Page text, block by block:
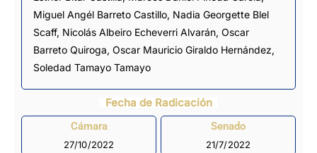
Miguel Angél Barreto Castillo, Nadia Georgette Blel
Scaff, Nicolás Albeiro Echeverri Alvarán, Oscar
Barreto Quiroga, Oscar Mauricio Giraldo Hernández,
Soledad Tamayo Tamayo
Fecha de Radicación
Cámara
27/10/2022
Senado
21/7/2022